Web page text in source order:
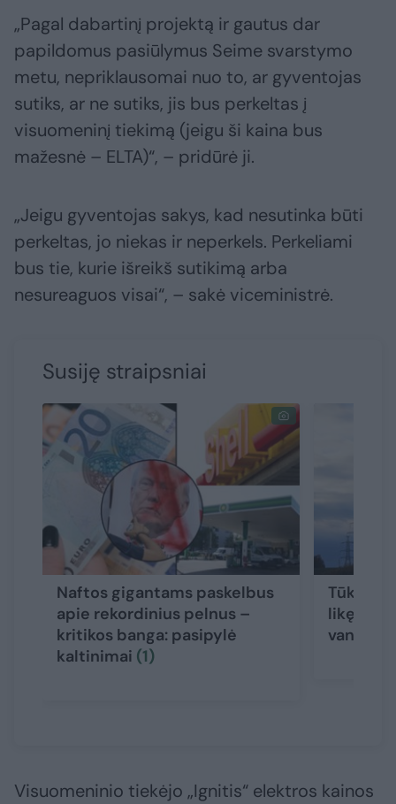
„Pagal dabartinį projektą ir gautus dar
papildomus pasiūlymus Seime svarstymo
metu, nepriklausomai nuo to, ar gyventojas
sutiks, ar ne sutiks, jis bus perkeltas į
visuomeninį tiekimą (jeigu ši kaina bus
mažesnė – ELTA)“, – pridūrė ji.
„Jeigu gyventojas sakys, kad nesutinka būti
perkeltas, jo niekas ir neperkels. Perkeliami
bus tie, kurie išreikš sutikimą arba
nesureaguos visai“, – sakė viceministrė.
Susiję straipsniai
Naftos gigantams paskelbus
apie rekordinius pelnus –
kritikos banga: pasipylė
kaltinimai (1)
likę be
vandens
Visuomeninio tiekėjo „Ignitis“ elektros kainos